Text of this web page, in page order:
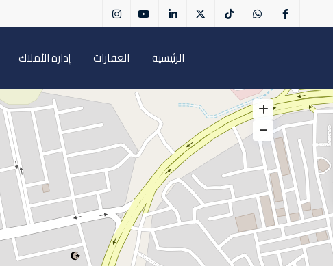
الرئيسية العقارات إدارة الأملاك